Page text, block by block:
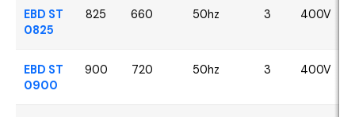
EBD ST
0825
825 660 50hz 3 400V
EBD ST
0900
900 720 50hz 3 400V